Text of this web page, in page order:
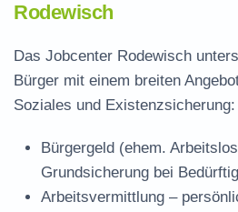
Rodewisch
Das Jobcenter Rodewisch
Bürger mit einem breiten
Soziales und Existenzsicherung:
Bürgergeld (ehem.
Grundsicherung bei
Arbeitsvermittlung –